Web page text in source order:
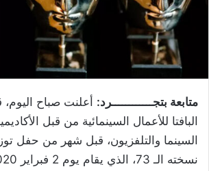
متابعة بتجــــــــــــرد: أعلنت صباح
البافتا للأعمال السينمائية من قبل
السينما والتلفزيون، قبل شهر من حفل